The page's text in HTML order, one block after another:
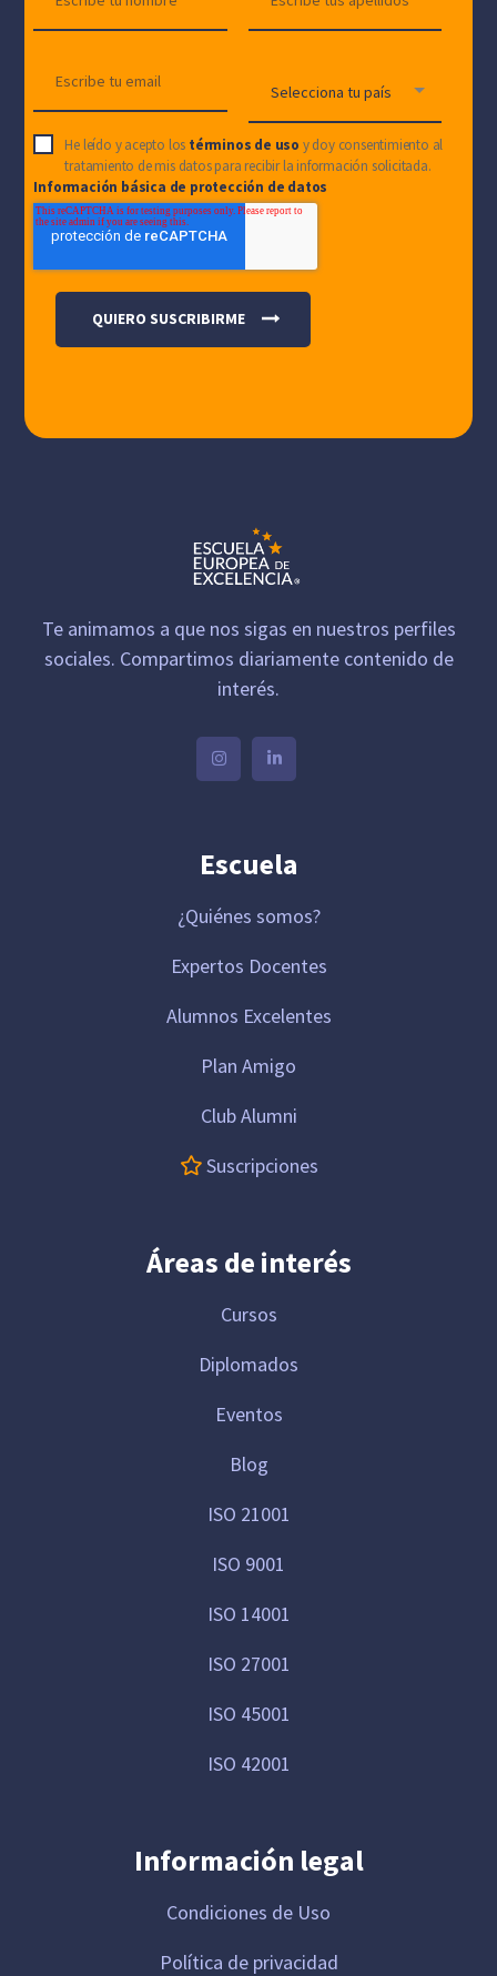
He leído y acepto los términos de uso y doy consentimiento al
tratamiento de mis datos para recibir la información solicitada.
Información básica de protección de datos
Te animamos a que nos sigas en nuestros perfiles
sociales. Compartimos diariamente contenido de
interés.
Escuela
¿Quiénes somos?
Expertos Docentes
Alumnos Excelentes
Plan Amigo
Club Alumni
Suscripciones
Áreas de interés
Cursos
Diplomados
Eventos
Blog
ISO 21001
ISO 9001
ISO 14001
ISO 27001
ISO 45001
ISO 42001
Información legal
Condiciones de Uso
Política de privacidad